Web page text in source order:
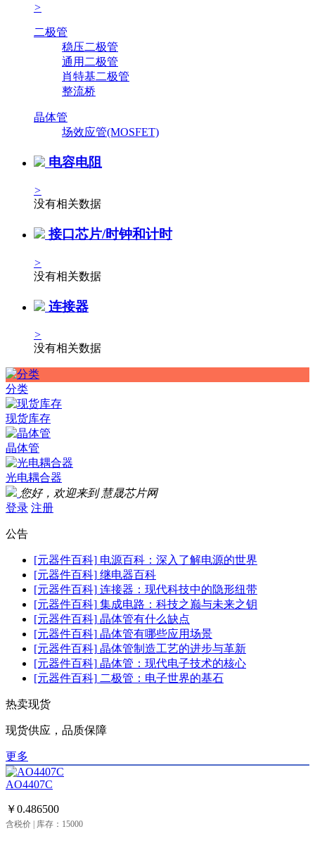
>
二极管
稳压二极管
通用二极管
肖特基二极管
整流桥
晶体管
场效应管(MOSFET)
电容电阻
>
没有相关数据
接口芯片/时钟和计时
>
没有相关数据
连接器
>
没有相关数据
分类
现货库存
晶体管
光电耦合器
您好，欢迎来到 慧晟芯片网
登录 注册
公告
[元器件百科] 电源百科：深入了解电源的世界
[元器件百科] 继电器百科
[元器件百科] 连接器：现代科技中的隐形纽带
[元器件百科] 集成电路：科技之巅与未来之钥
[元器件百科] 晶体管有什么缺点
[元器件百科] 晶体管有哪些应用场景
[元器件百科] 晶体管制造工艺的进步与革新
[元器件百科] 晶体管：现代电子技术的核心
[元器件百科] 二极管：电子世界的基石
热卖现货
现货供应，品质保障
更多
AO4407C
￥0.486500
含税价 | 库存：15000